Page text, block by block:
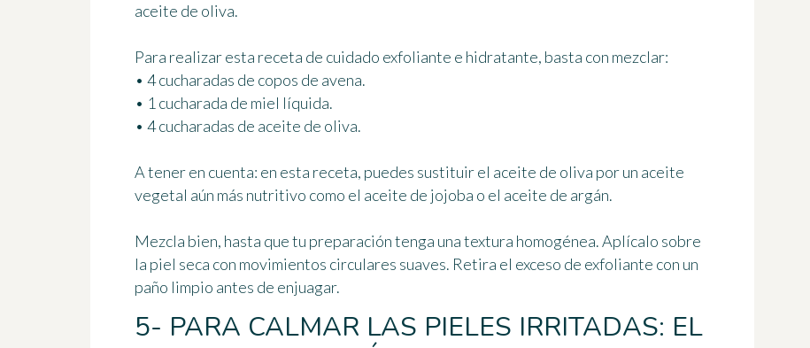
aceite de oliva.
Para realizar esta receta de cuidado exfoliante e hidratante, basta con mezclar:
• 4 cucharadas de copos de avena.
• 1 cucharada de miel líquida.
• 4 cucharadas de aceite de oliva.
A tener en cuenta: en esta receta, puedes sustituir el aceite de oliva por un aceite
vegetal aún más nutritivo como el aceite de jojoba o el aceite de argán.
Mezcla bien, hasta que tu preparación tenga una textura homogénea. Aplícalo sobre
la piel seca con movimientos circulares suaves. Retira el exceso de exfoliante con un
paño limpio antes de enjuagar.
5- PARA CALMAR LAS PIELES IRRITADAS: EL